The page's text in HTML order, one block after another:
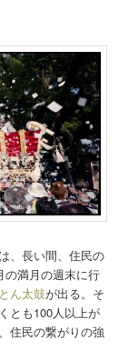
、長い間、住民の
の満月の週末に行
ん太鼓が出る。そ
とも100人以上が
住民の繋がりの強